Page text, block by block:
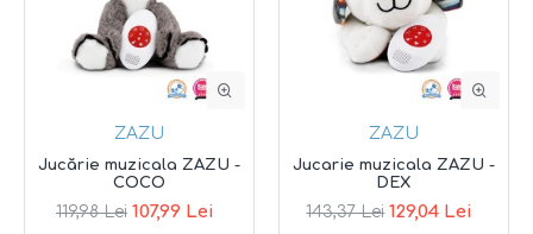
ZAZU
Jucărie muzicala ZAZU -
COCO
119,98 Lei 107,99 Lei
ZAZU
Jucarie muzicala ZAZU -
DEX
143,37 Lei 129,04 Lei